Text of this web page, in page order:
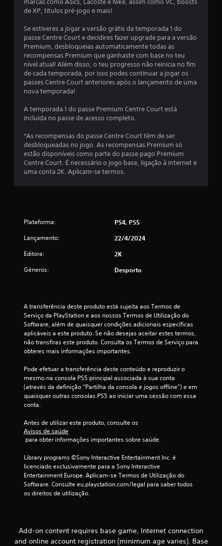
e
3
.
s
t
r
e
u
m
m
á
d
i
marcas como Asics, Lacoste e Nike, assim como VC, boosts
de XP, títulos pré-jogo e mais!
Se estiveres a jogar a versão grátis da temporada 1 do
passe Centre Court e decidires fazer upgrade para a versão
Premium, desbloqueias automaticamente todas as
recompensas Premium que ganhaste com base no teu
nível atual! Além disso, o teu progresso não reinicia no fim
de cada temporada, por isso podes continuar a jogar os
passes Centre Court anteriores após o lançamento de uma
nova temporada!
A temporada 1 do passe Premium Centre Court está
incluída no passe de acesso completo.
*As recompensas do passe Centre Court têm de ser
desbloqueadas no jogo. As recompensas Premium só
estão disponíveis como parte do passe pago Premium
Centre Court. É necessário o jogo base, ligação à internet e
uma conta 2K. Aplicam-se termos.
Plataforma: PS4, PS5
Lançamento: 22/4/2024
Editora: 2K
Géneros: Desporto
A transferência deste produto está sujeita aos Termos de
Serviço da PlayStation e aos nossos Termos de Utilização do
Software, além de quaisquer condições adicionais específicas
aplicáveis a este produto. Se não desejas aceitar estes termos,
não transfiras este produto. Consulta os Termos de Serviço para
obteres mais informações importantes.
Pode efetuar a transferência deste conteúdo e reproduzir o
mesmo na consola PS5 principal associada à sua conta
(através da definição “Partilha da consola e jogos offline”) e em
quaisquer outras consolas PS5 ao iniciar uma sessão com essa
conta.
Antes de utilizar este produto, consulte os
Avisos de saúde
para obter informações importantes sobre saúde.
Library programs ©Sony Interactive Entertainment Inc. é
licenciado exclusivamente para a Sony Interactive
Entertainment Europe. Aplicam-se Termos de Utilização do
Software. Consulte eu.playstation.com/legal para saber todos
os direitos de utilização.
Add-on content requires base game, Internet connection
and online account registration (minimum age varies). Base